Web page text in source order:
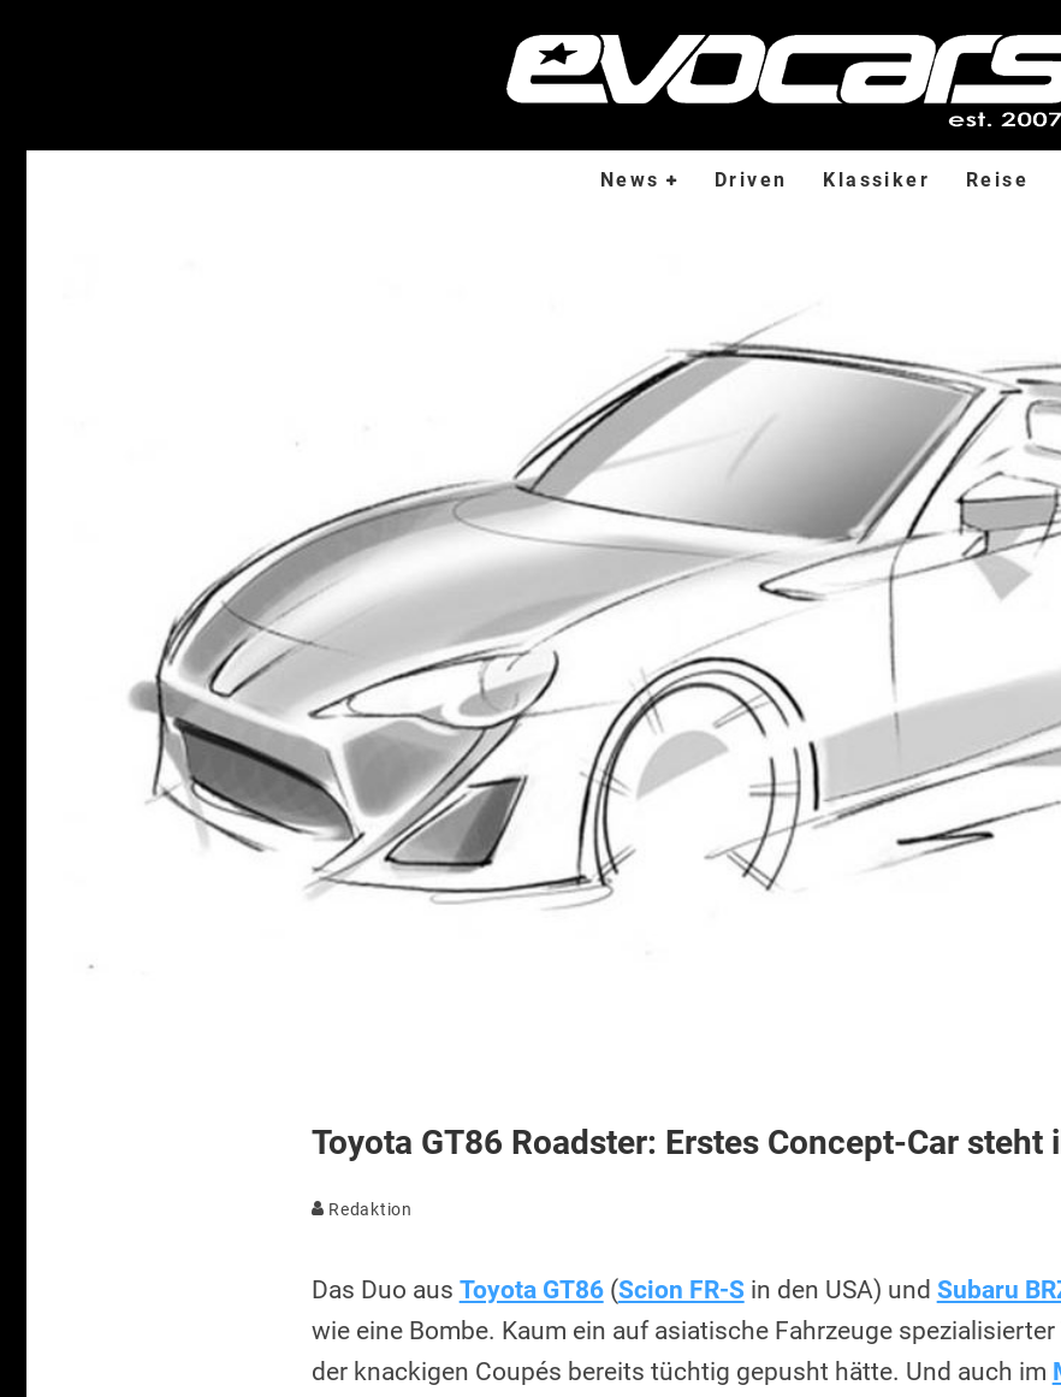
News Driven Klassiker Reise
Toyota GT86 Roadster: Erstes Concept-Car steht
Redaktion
Das Duo aus Toyota GT86(Scion FR-S in den USA) und Subaru
wie eine Bombe. Kaum ein auf asiatische Fahrzeuge
der knackigen Coupés bereits tüchtig gepusht hätte. Und auch im